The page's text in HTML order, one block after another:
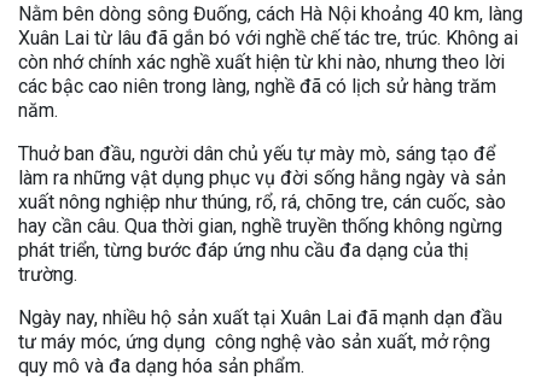
Nằm bên dòng sông Đuống, cách Hà Nội khoảng 40 km, làng
Xuân Lai từ lâu đã gắn bó với nghề chế tác tre, trúc. Không ai
còn nhớ chính xác nghề xuất hiện từ khi nào, nhưng theo lời
các bậc cao niên trong làng, nghề đã có lịch sử hàng trăm
năm.
Thuở ban đầu, người dân chủ yếu tự mày mò, sáng tạo để
làm ra những vật dụng phục vụ đời sống hằng ngày và sản
xuất nông nghiệp như thúng, rổ, rá, chõng tre, cán cuốc, sào
hay cần câu. Qua thời gian, nghề truyền thống không ngừng
phát triển, từng bước đáp ứng nhu cầu đa dạng của thị
trường.
Ngày nay, nhiều hộ sản xuất tại Xuân Lai đã mạnh dạn đầu
tư máy móc, ứng dụng công nghệ vào sản xuất, mở rộng
quy mô và đa dạng hóa sản phẩm.